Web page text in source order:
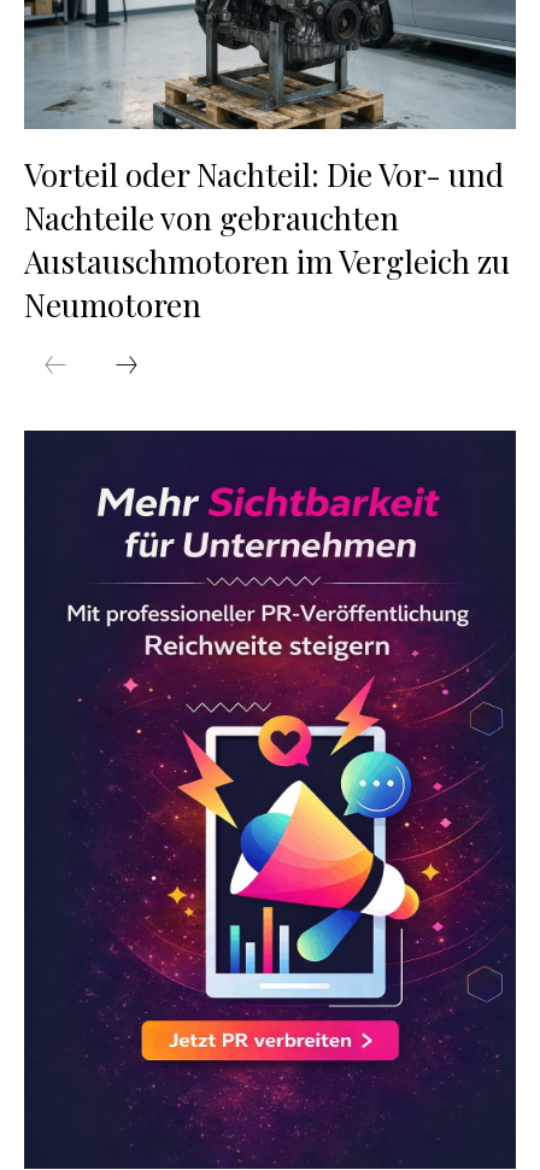
Vorteil oder Nachteil: Die Vor- und
Nachteile von gebrauchten
Austauschmotoren im Vergleich zu
Neumotoren